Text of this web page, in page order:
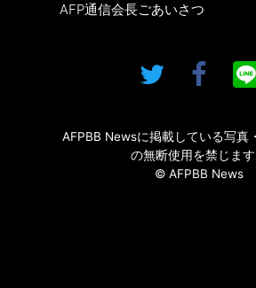
AFP通信会長ごあいさつ
AFPBB Newsに掲載している写真
の無断使用を禁じます
© AFPBB News